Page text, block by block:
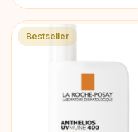
Bestseller